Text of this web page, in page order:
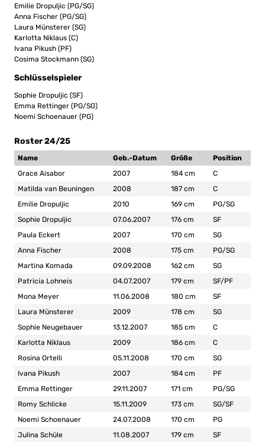
Emilie Dropuljic (PG/SG)
Anna Fischer (PG/SG)
Laura Münsterer (SG)
Karlotta Niklaus (C)
Ivana Pikush (PF)
Cosima Stockmann (SG)
Schlüsselspieler
Sophie Dropuljic (SF)
Emma Rettinger (PG/SG)
Noemi Schoenauer (PG)
Roster 24/25
Name Geb.-Datum Größe
Position
Grace Aisabor
2007 184 cm
C
Matilda van Beuningen
2008 187 cm
C
Emilie Dropuljic
2010 169 cm
PG/SG
Sophie Dropuljic
07.06.2007 176 cm
SF
Paula Eckert
2007 170 cm
SG
Anna Fischer
2008 175 cm
PG/SG
Martina Komada
09.09.2008 162 cm
SG
Patricia Lohneis
04.07.2007 179 cm
SF/PF
Mona Meyer
11.06.2008 180 cm
SF
Laura Münsterer
2009 178 cm
SG
Sophie Neugebauer
13.12.2007 185 cm
C
Karlotta Niklaus
2009 186 cm
C
Rosina Ortelli
05.11.2008 170 cm
SG
Ivana Pikush
2007 184 cm
PF
Emma Rettinger
29.11.2007 171 cm
PG/SG
Romy Schlicke
15.11.2009 173 cm
SG/SF
Noemi Schoenauer
24.07.2008 170 cm
PG
Julina Schüle
11.08.2007 179 cm
SF